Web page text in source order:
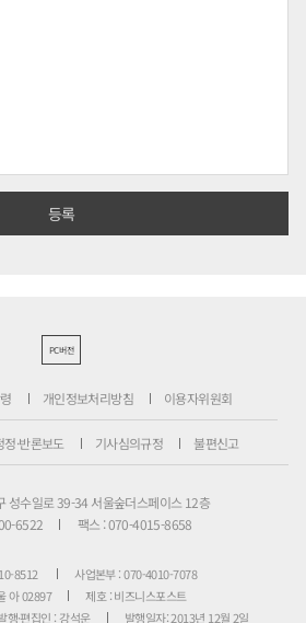
PC버전
개인정보처리방침 이용자위원회
정·반론보도 기사심의규정 불편신고
성수일로 39-34 서울숲더스페이스 12층
6522
팩스 : 070-4015-8658
8512
사업본부 : 070-4010-7078
아 02897
제호 : 비즈니스포스트
행·편집인 : 강석운 발행일자: 2013년 12월 2일